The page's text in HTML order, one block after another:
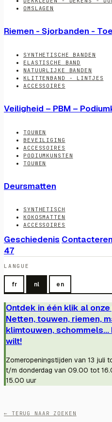
OMSLAGEN
Riemen - Sjorbanden -
SYNTHETISCHE BANDEN
ELASTISCHE BAND
NATUURLIJKE BANDEN
KLITTENBAND - LINTJES
ACCESSOIRES
Veiligheid – PBM –
TOUWEN
BEVEILIGING
ACCESSOIRES
PODIUMKUNSTEN
TOUWEN
Deursmatten
SYNTHETISCH
KOKOSMATTEN
ACCESSOIRES
Geschiedenis Contacteren
47
LANGUE
fr nl en
Ontdek in één klik al
Netten, touwen, riemen,
klimtouwen,
wilt!
Zomeropeningstijden van 13 juli
t/m donderdag van 09.00 tot
15.00 uur
← TERUG NAAR ZOEKEN